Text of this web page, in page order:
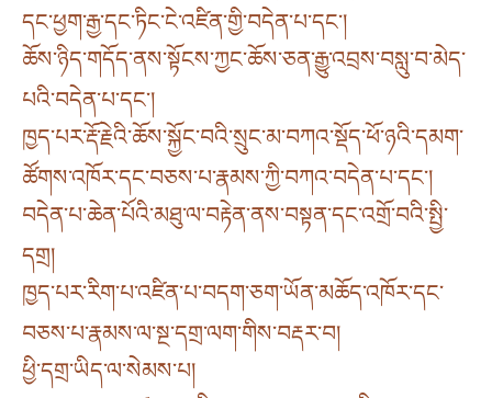
དང་ཕྱག་རྒྱ་དང་ཏིང་ངེ་འཛིན་གྱི་བདེན་པ་དང༌།
ཆོས་ཉིད་གདོད་ནས་སྟོངས་ཀྱང་ཆོས་ཅན་རྒྱུ་འབྲས་བསླུ་བ་མེད་
པའི་བདེན་པ་དང༌།
ཁྱད་པར་རྡོ་རྗེའི་ཆོས་སྐྱོང་བའི་སྲུང་མ་བཀའ་སྡོད་ཕོ་ཉའི་དམག་
ཚོགས་འཁོར་དང་བཅས་པ་རྣམས་ཀྱི་བཀའ་བདེན་པ་དང༌།
བདེན་པ་ཆེན་པོའི་མཐུ་ལ་བརྟེན་ནས་བསྟན་དང་འགྲོ་བའི་སྤྱི་
དགྲ།
ཁྱད་པར་རིག་པ་འཛིན་པ་བདག་ཅག་ཡོན་མཆོད་འཁོར་དང་
བཅས་པ་རྣམས་ལ་སྔ་དགྲ་ལག་གིས་བརྡར་བ།
ཕྱི་དགྲ་ཡིད་ལ་སེམས་པ།